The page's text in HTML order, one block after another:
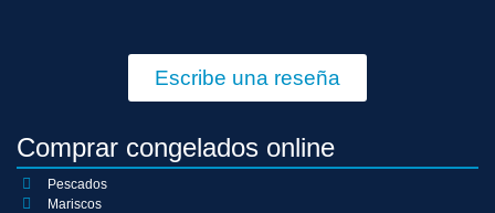
Escribe una reseña
Comprar congelados online
Pescados
Mariscos